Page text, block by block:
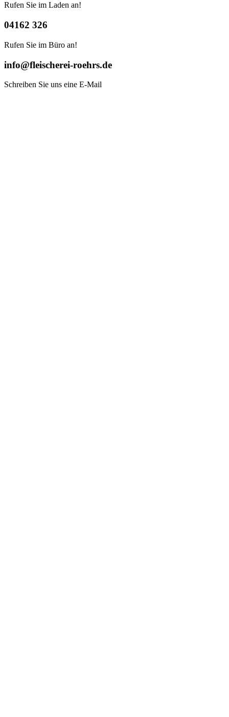
Rufen Sie im Laden an!
04162 326
Rufen Sie im Büro an!
info@fleischerei-roehrs.de
Schreiben Sie uns eine E-Mail